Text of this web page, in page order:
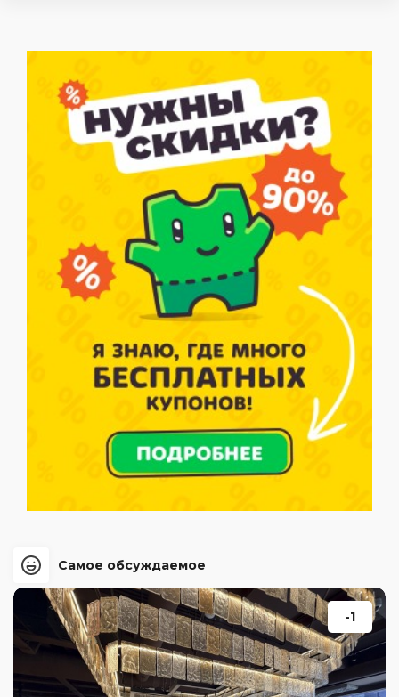
Самое обсуждаемое
-1